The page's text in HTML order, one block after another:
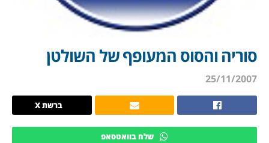
סוריה והסוס המעופף של השולטן
25/11/2007
ברשת X
שלח בוואטסאפ